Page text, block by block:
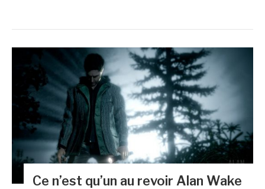
Ce n’est qu’un au revoir Alan Wake